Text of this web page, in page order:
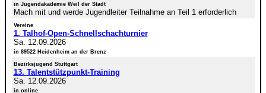
in Jugendakademie Weil der Stadt
Mach mit und werde Jugendleiter Teilnahme an Teil 1 erforderlich
Vereine
1. Talhof-Open-Schnellschachturnier
Sa. 12.09.2026
in 89522 Heidenheim an der Brenz
Bezirksjugend Stuttgart
13. Talentstützpunkt-Training
Sa. 12.09.2026
in online